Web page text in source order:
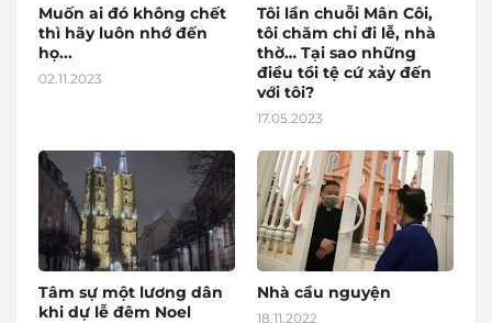
Muốn ai đó không chết
thì hãy luôn nhớ đến
họ...
02.11.2023
Tôi lần chuỗi Mân Côi,
tôi chăm chỉ đi lễ, nhà
thờ… Tại sao những
điều tồi tệ cứ xảy đến
với tôi?
17.05.2023
Tâm sự một lương dân
khi dự lễ đêm Noel
Nhà cầu nguyện
18.11.2022